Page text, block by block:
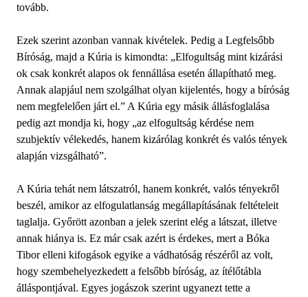
tovább.
Ezek szerint azonban vannak kivételek. Pedig a Legfelsőbb
Bíróság, majd a Kúria is kimondta: „Elfogultság mint kizárási
ok csak konkrét alapos ok fennállása esetén állapítható meg.
Annak alapjául nem szolgálhat olyan kijelentés, hogy a bíróság
nem megfelelően járt el.” A Kúria egy másik állásfoglalása
pedig azt mondja ki, hogy „az elfogultság kérdése nem
szubjektív vélekedés, hanem kizárólag konkrét és valós tények
alapján vizsgálható”.
A Kúria tehát nem látszatról, hanem konkrét, valós tényekről
beszél, amikor az elfogulatlanság megállapításának feltételeit
taglalja. Győrött azonban a jelek szerint elég a látszat, illetve
annak hiánya is. Ez már csak azért is érdekes, mert a Bóka
Tibor elleni kifogások egyike a vádhatóság részéről az volt,
hogy szembehelyezkedett a felsőbb bíróság, az ítélőtábla
álláspontjával. Egyes jogászok szerint ugyanezt tette a